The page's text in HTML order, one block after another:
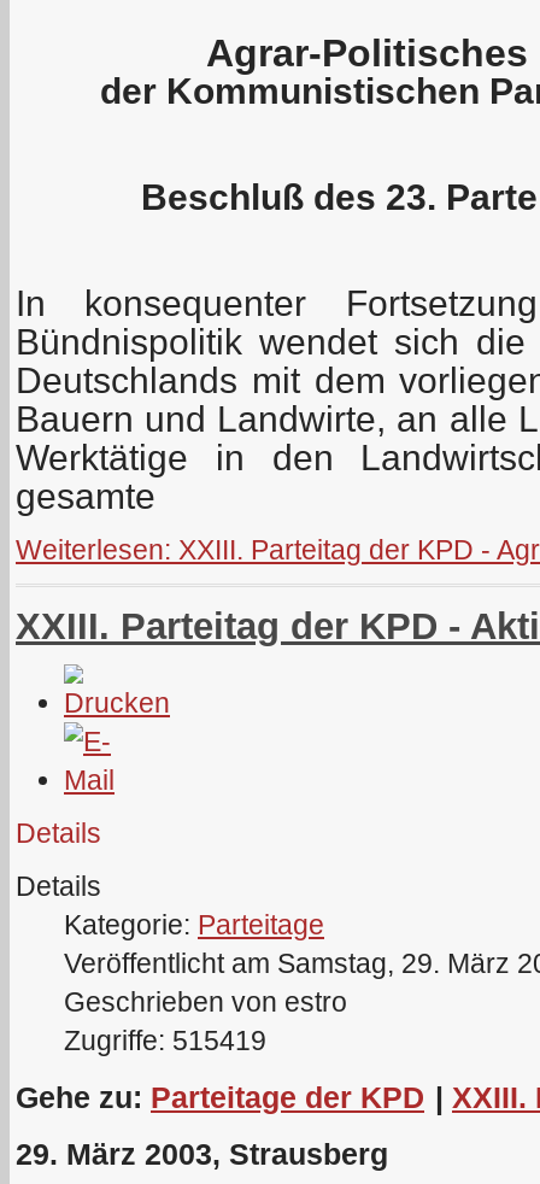
Agrar-Politisches
der Kommunistischen
Beschluß des 23.
In konsequenter
Bündnispolitik wendet sich
Deutschlands mit dem
Bauern und Landwirte, an alle
Werktätige in den
gesamte
Weiterlesen: XXIII. Parteitag der KPD -
XXIII. Parteitag der KPD -
Details
Details
Kategorie: Parteitage
Veröffentlicht am Samstag, 29. März
Geschrieben von estro
Zugriffe: 515419
Gehe zu: Parteitage der KPD | XXIII.
29. März 2003, Strausberg